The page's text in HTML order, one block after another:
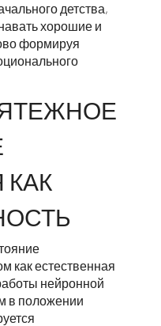
детства,
хорошие и
формируя
как естественная
нейронной
в положении